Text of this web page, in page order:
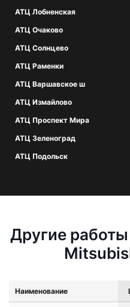
АТЦ Лобненская
АТЦ Очаково
АТЦ Солнцево
АТЦ Раменки
АТЦ Варшавское ш
АТЦ Измайлово
АТЦ Проспект Мира
АТЦ Зеленоград
АТЦ Подольск
Другие
Наименование